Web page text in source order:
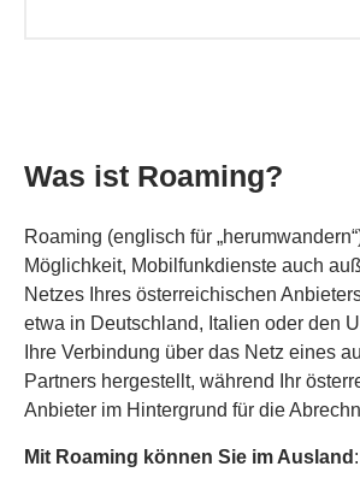
Was ist Roaming?
Roaming (englisch für
Möglichkeit, Mobilfunkdienste auch
Netzes Ihres österreichischen
etwa in Deutschland, Italien oder den
Ihre Verbindung über das Netz eines
Partners hergestellt, während Ihr
Anbieter im Hintergrund für die
Mit Roaming können Sie im Ausland :